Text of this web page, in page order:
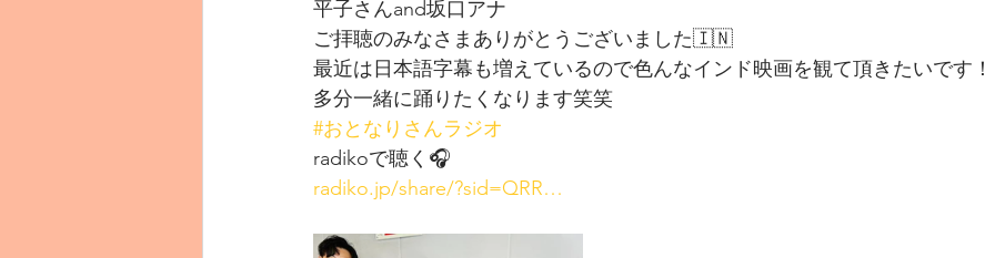
平子さんand坂口アナ
ご拝聴のみなさまありがとうございました🇮🇳
最近は日本語字幕も増えているので色んなインド映画を観て頂きたいです！
多分一緒に踊りたくなります笑笑
#おとなりさんラジオ
radikoで聴く🎧
radiko.jp/share/?sid=QRR…